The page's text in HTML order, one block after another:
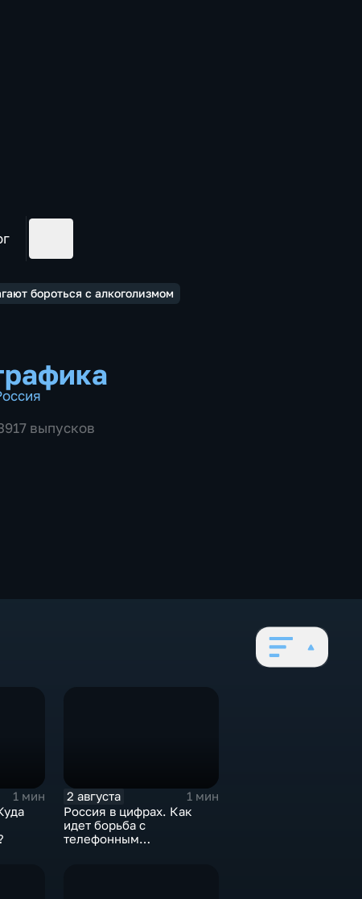
бороться с алкоголизмом
выпусков
1 мин
2 августа
1 мин
Россия в цифрах. Как
идет борьба с
телефонным